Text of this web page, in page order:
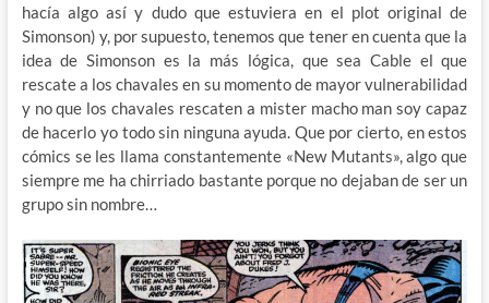
hacía algo así y dudo que estuviera en el plot original de
Simonson) y, por supuesto, tenemos que tener en cuenta que la
idea de Simonson es la más lógica, que sea Cable el que
rescate a los chavales en su momento de mayor vulnerabilidad
y no que los chavales rescaten a mister macho man soy capaz
de hacerlo yo todo sin ninguna ayuda. Que por cierto, en estos
cómics se les llama constantemente «New Mutants», algo que
siempre me ha chirriado bastante porque no dejaban de ser un
grupo sin nombre…